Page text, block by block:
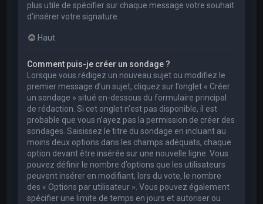
plus utile de spécifier sur chaque message votre souhait
d’insérer votre signature.
Haut
Comment puis-je créer un sondage ?
Lorsque vous rédigez un nouveau sujet ou modifiez le
premier message d’un sujet, cliquez sur l’onglet « Créer
un sondage » situé en-dessous du formulaire principal
de rédaction. Si cet onglet n’est pas disponible, il est
probable que vous n’ayez pas la permission de créer des
sondages. Saisissez le titre du sondage en incluant au
moins deux options dans les champs adéquats, chaque
option devant être insérée sur une nouvelle ligne. Vous
pouvez définir le nombre d’options que les utilisateurs
peuvent insérer en modifiant, lors du vote, le nombre
des « Options par utilisateur ». Vous pouvez également
spécifier une limite de temps en jours et autoriser ou